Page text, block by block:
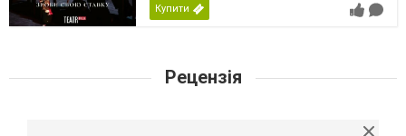
Купити
Рецензія